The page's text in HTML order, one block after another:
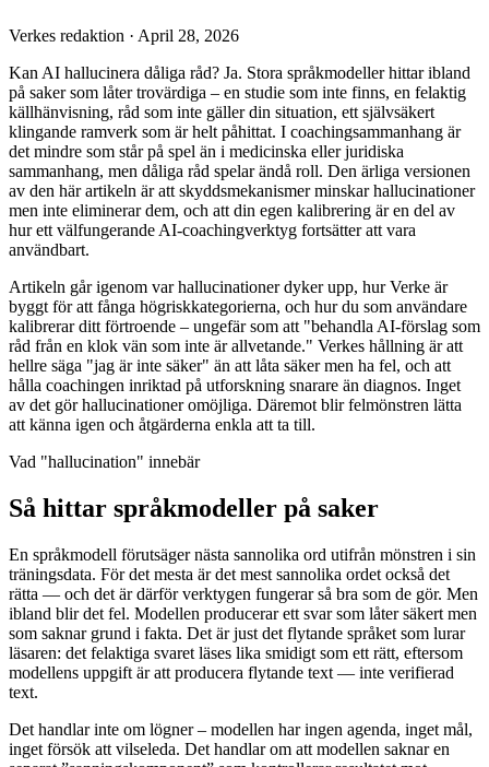
Verkes redaktion · April 28, 2026
Kan AI hallucinera dåliga råd? Ja. Stora språkmodeller hittar ibland
på saker som låter trovärdiga – en studie som inte finns, en felaktig
källhänvisning, råd som inte gäller din situation, ett självsäkert
klingande ramverk som är helt påhittat. I coachingsammanhang är
det mindre som står på spel än i medicinska eller juridiska
sammanhang, men dåliga råd spelar ändå roll. Den ärliga versionen
av den här artikeln är att skyddsmekanismer minskar hallucinationer
men inte eliminerar dem, och att din egen kalibrering är en del av
hur ett välfungerande AI-coachingverktyg fortsätter att vara
användbart.
Artikeln går igenom var hallucinationer dyker upp, hur Verke är
byggt för att fånga högriskkategorierna, och hur du som användare
kalibrerar ditt förtroende – ungefär som att "behandla AI-förslag som
råd från en klok vän som inte är allvetande." Verkes hållning är att
hellre säga "jag är inte säker" än att låta säker men ha fel, och att
hålla coachingen inriktad på utforskning snarare än diagnos. Inget
av det gör hallucinationer omöjliga. Däremot blir felmönstren lätta
att känna igen och åtgärderna enkla att ta till.
Vad "hallucination" innebär
Så hittar språkmodeller på saker
En språkmodell förutsäger nästa sannolika ord utifrån mönstren i sin
träningsdata. För det mesta är det mest sannolika ordet också det
rätta — och det är därför verktygen fungerar så bra som de gör. Men
ibland blir det fel. Modellen producerar ett svar som låter säkert men
som saknar grund i fakta. Det är just det flytande språket som lurar
läsaren: det felaktiga svaret läses lika smidigt som ett rätt, eftersom
modellens uppgift är att producera flytande text — inte verifierad
text.
Det handlar inte om lögner – modellen har ingen agenda, inget mål,
inget försök att vilseleda. Det handlar om att modellen saknar en